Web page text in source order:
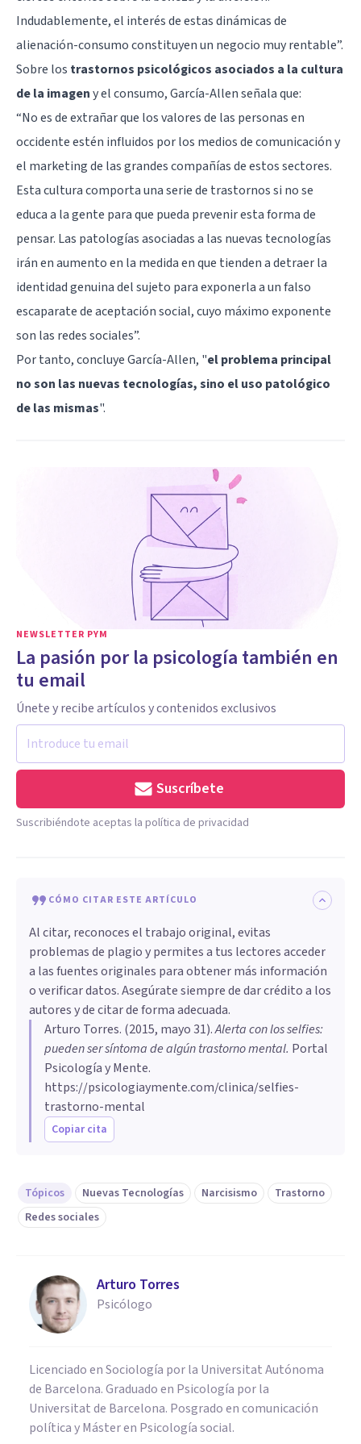
Indudablemente, el interés de estas dinámicas de
alienación-consumo constituyen un negocio muy rentable”.
Sobre los trastornos psicológicos asociados a la cultura
de la imageny el consumo, García-Allen señala que:
“No es de extrañar que los valores de las personas en
occidente estén influidos por los medios de comunicación y
el marketing de las grandes compañías de estos sectores.
Esta cultura comporta una serie de trastornos si no se
educa a la gente para que pueda prevenir esta forma de
pensar. Las patologías asociadas a las nuevas tecnologías
irán en aumento en la medida en que tienden a detraer la
identidad genuina del sujeto para exponerla a un falso
escaparate de aceptación social, cuyo máximo exponente
son las redes sociales”.
Por tanto, concluye García-Allen, "el problema principal
no son las nuevas tecnologías, sino el uso patológico
de las mismas".
NEWSLETTER PYM
La pasión por la psicología también en
tu email
Únete y recibe artículos y contenidos exclusivos
Suscríbete
Suscribiéndote aceptas la política de privacidad
CÓMO CITAR ESTE ARTÍCULO
Al citar, reconoces el trabajo original, evitas
problemas de plagio y permites a tus lectores acceder
a las fuentes originales para obtener más información
o verificar datos. Asegúrate siempre de dar crédito a los
autores y de citar de forma adecuada.
Arturo Torres. (2015, mayo 31).Alerta con los selfies:
pueden ser síntoma de algún trastorno mental. Portal
Psicología y Mente.
https://psicologiaymente.com/clinica/selfies-
trastorno-mental
Copiar cita
Tópicos Nuevas Tecnologías Narcisismo
Trastorno
Redes sociales
Arturo Torres
Psicólogo
Licenciado en Sociología por la Universitat Autónoma
de Barcelona. Graduado en Psicología por la
Universitat de Barcelona. Posgrado en comunicación
política y Máster en Psicología social.